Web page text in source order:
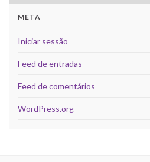
META
Iniciar sessão
Feed de entradas
Feed de comentários
WordPress.org